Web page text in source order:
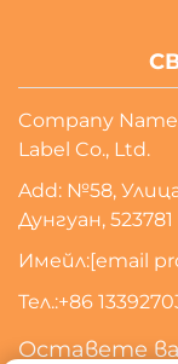
Company
Label Co., Ltd.
Add: №58,
Дунгуан,
Имейл:[email
Тел.:+86
Оставете